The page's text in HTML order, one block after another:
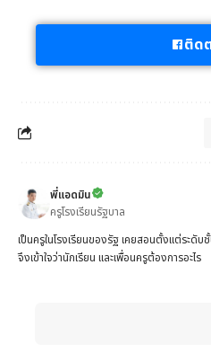
ติด
พี่แอดมิน
ครูโรงเรียนรัฐบาล
เป็นครูในโรงเรียนของรัฐ เคยสอนตั้งแต่ระดั
จึงเข้าใจว่านักเรียน และเพื่อนครูต้องการอะไร
When autocomplete